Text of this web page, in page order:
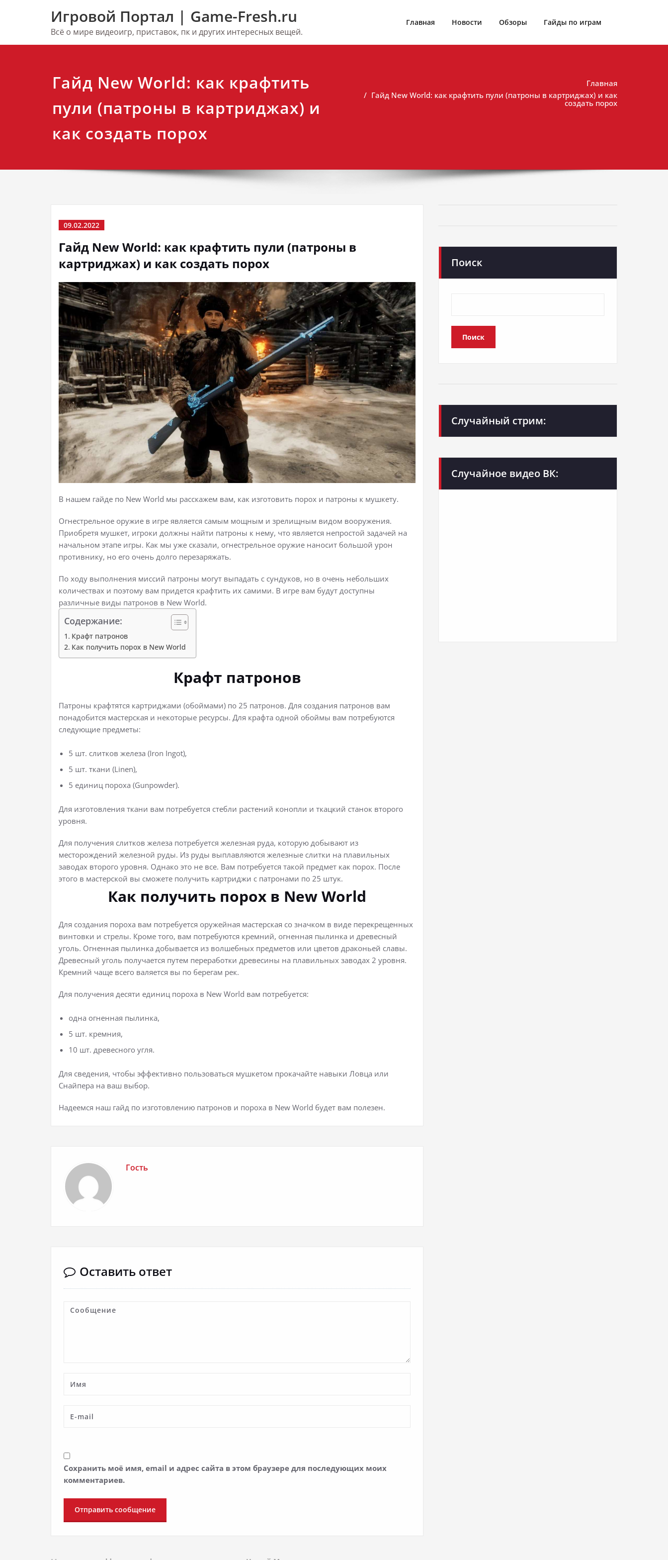
Игровой Портал | Game-Fresh.ru
Всё о мире видеоигр, приставок, пк и других интересных вещей.
Главная Новости Обзоры Гайды по играм
Гайд New World: как крафтить
пули (патроны в картриджах) и
как создать порох
Главная
Гайд New World: как крафтить пули (патроны в картриджах) и как
создать порох
09.02.2022
Гайд New World: как крафтить пули (патроны в
картриджах) и как создать порох
В нашем гайде по New World мы расскажем вам, как изготовить порох и патроны к мушкету.
Огнестрельное оружие в игре является самым мощным и зрелищным видом вооружения.
Приобретя мушкет, игроки должны найти патроны к нему, что является непростой задачей на
начальном этапе игры. Как мы уже сказали, огнестрельное оружие наносит большой урон
противнику, но его очень долго перезаряжать.
По ходу выполнения миссий патроны могут выпадать с сундуков, но в очень небольших
количествах и поэтому вам придется крафтить их самими. В игре вам будут доступны
различные виды патронов в New World.
Содержание:
Крафт патронов
Как получить порох в New World
Крафт патронов
Патроны крафтятся картриджами (обоймами) по 25 патронов. Для создания патронов вам
понадобится мастерская и некоторые ресурсы. Для крафта одной обоймы вам потребуются
следующие предметы:
5 шт. слитков железа (Iron Ingot),
5 шт. ткани (Linen),
5 единиц пороха (Gunpowder).
Для изготовления ткани вам потребуется стебли растений конопли и ткацкий станок второго
уровня.
Для получения слитков железа потребуется железная руда, которую добывают из
месторождений железной руды. Из руды выплавляются железные слитки на плавильных
заводах второго уровня. Однако это не все. Вам потребуется такой предмет как порох. После
этого в мастерской вы сможете получить картриджи с патронами по 25 штук.
Как получить порох в New World
Для создания пороха вам потребуется оружейная мастерская со значком в виде перекрещенных
винтовки и стрелы. Кроме того, вам потребуются кремний, огненная пылинка и древесный
уголь. Огненная пылинка добывается из волшебных предметов или цветов драконьей славы.
Древесный уголь получается путем переработки древесины на плавильных заводах 2 уровня.
Кремний чаще всего валяется вы по берегам рек.
Для получения десяти единиц пороха в New World вам потребуется:
одна огненная пылинка,
5 шт. кремния,
10 шт. древесного угля.
Для сведения, чтобы эффективно пользоваться мушкетом прокачайте навыки Ловца или
Снайпера на ваш выбор.
Надеемся наш гайд по изготовлению патронов и пороха в New World будет вам полезен.
Гость
Оставить ответ
Сохранить моё имя, email и адрес сайта в этом браузере для последующих моих
комментариев.
Поиск
Поиск
Случайный стрим:
Случайное видео ВК: